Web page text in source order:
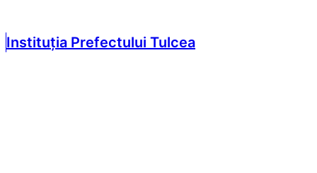
Instituția Prefectului Tulcea